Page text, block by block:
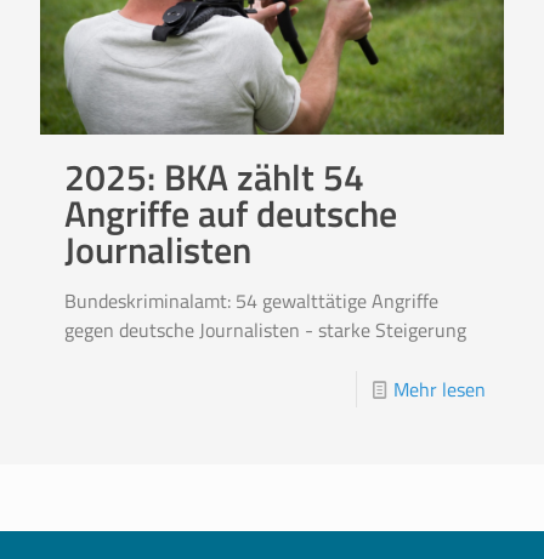
2025: BKA zählt 54
Angriffe auf deutsche
Journalisten
Bundeskriminalamt: 54 gewalttätige Angriffe
gegen deutsche Journalisten - starke Steigerung
Mehr lesen